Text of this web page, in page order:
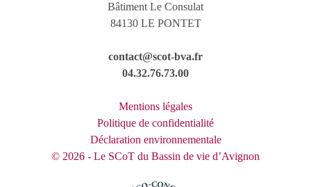
Bâtiment Le Consulat
84130 LE PONTET
contact@scot-bva.fr
04.32.76.73.00
Mentions légales
Politique de confidentialité
Déclaration environnementale
© 2026 - Le SCoT du Bassin de vie d’Avignon